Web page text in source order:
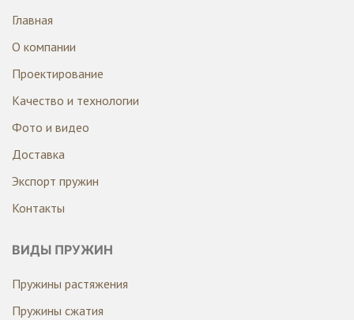
Главная
О компании
Проектирование
Качество и технологии
Фото и видео
Доставка
Экспорт пружин
Контакты
ВИДЫ ПРУЖИН
Пружины растяжения
Пружины сжатия